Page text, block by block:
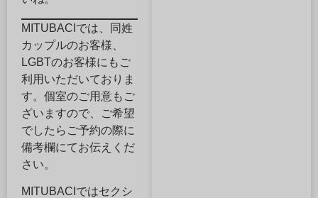
MITUBACIでは、同姓
カップルのお客様、
LGBTのお客様にもご
利用いただいておりま
す。個室のご用意もご
ざいますので、ご希望
でしたらご予約の際に
備考欄にてお伝えくだ
さい。
MITUBACIではセクシ